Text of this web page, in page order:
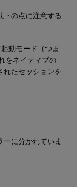
下の点に注意する
動モード（つま
をネイティブの
たセッションを
ーに分かれていま